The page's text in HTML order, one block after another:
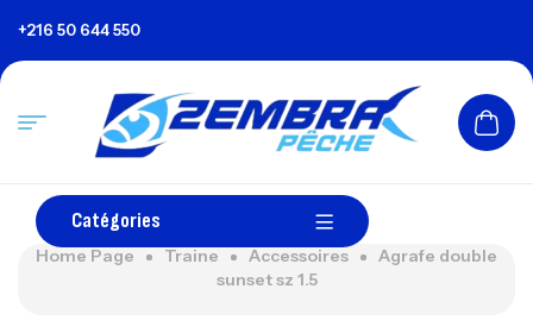
+216 50 644 550
Catégories
Home Page Traine Accessoires
Agrafe double
sunset sz 1.5